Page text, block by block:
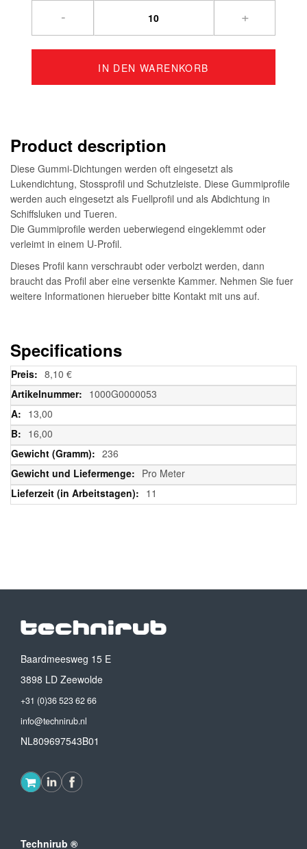
- +
IN DEN WARENKORB
Product description
Diese Gummi-Dichtungen werden oft eingesetzt als
Lukendichtung, Stossprofil und Schutzleiste. Diese Gummiprofile
werden auch eingesetzt als Fuellprofil und als Abdichtung in
Schiffsluken und Tueren.
Die Gummiprofile werden ueberwiegend eingeklemmt oder
verleimt in einem U-Profil.
Dieses Profil kann verschraubt oder verbolzt werden, dann
braucht das Profil aber eine versenkte Kammer. Nehmen Sie fuer
weitere Informationen hierueber bitte Kontakt mit uns auf.
Specifications
Weitere
Informationen
8,10 €
1000G0000053
13,00
16,00
236
Pro Meter
11
Baardmeesweg 15 E
3898 LD Zeewolde
+31 (0)36 523 62 66
info@technirub.nl
NL809697543B01
Technirub ®